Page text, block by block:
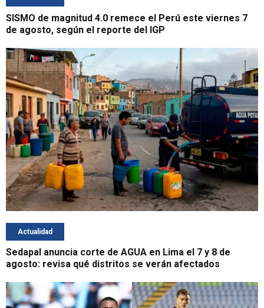
SISMO de magnitud 4.0 remece el Perú este viernes 7
de agosto, según el reporte del IGP
Actualidad
Sedapal anuncia corte de AGUA en Lima el 7 y 8 de
agosto: revisa qué distritos se verán afectados